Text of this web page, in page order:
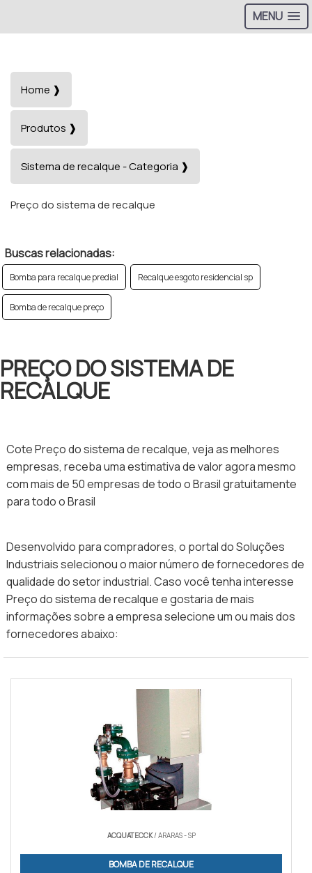
MENU
Home ❱
Produtos ❱
Sistema de recalque - Categoria ❱
Preço do sistema de recalque
Buscas relacionadas:
Bomba para recalque predial Recalque esgoto residencial sp
Bomba de recalque preço
PREÇO DO SISTEMA DE
RECALQUE
Cote Preço do sistema de recalque, veja as melhores
empresas, receba uma estimativa de valor agora mesmo
com mais de 50 empresas de todo o Brasil gratuitamente
para todo o Brasil
Desenvolvido para compradores, o portal do Soluções
Industriais selecionou o maior número de fornecedores de
qualidade do setor industrial. Caso você tenha interesse
Preço do sistema de recalque e gostaria de mais
informações sobre a empresa selecione um ou mais dos
fornecedores abaixo:
ACQUATECCK/ ARARAS - SP
BOMBA DE RECALQUE